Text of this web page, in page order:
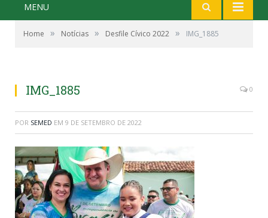
MENU
Home » Notícias » Desfile Cívico 2022 » IMG_1885
IMG_1885 0
POR SEMED EM 9 DE SETEMBRO DE 2022